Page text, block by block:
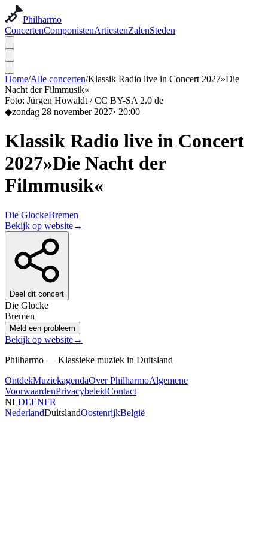
Philharmo
ConcertenComponistenArtiestenZalenSteden
Home/Alle concerten/Klassik Radio live in Concert 2027»Die
Nacht der Filmmusik«
Foto: Jürgen Howaldt / CC BY-SA 2.0 de
◆zondag 28 november 2027· 20:00
Klassik Radio live in Concert
2027»Die Nacht der
Filmmusik«
Die GlockeBremen
Bekijk op website→
Deel dit concert
Die Glocke
Bremen
Meld een probleem
Bekijk op website→
Philharmo — Klassieke muziek in Duitsland
OntdekMuziekagendaOver PhilharmoAlgemene
VoorwaardenPrivacybeleidContact
NLDEENFR
NederlandDuitslandOostenrijkBelgië